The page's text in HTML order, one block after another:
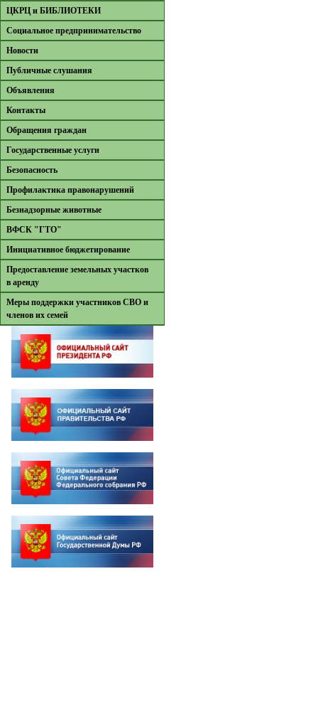
ЦКРЦ и БИБЛИОТЕКИ
Социальное предпринимательство
Новости
Публичные слушания
Объявления
Контакты
Обращения граждан
Государственные услуги
Безопасность
Профилактика правонарушений
Безнадзорные животные
ВФСК "ГТО"
Инициативное бюджетирование
Предоставление земельных участков
в аренду
Меры поддержки участников СВО и
членов их семей